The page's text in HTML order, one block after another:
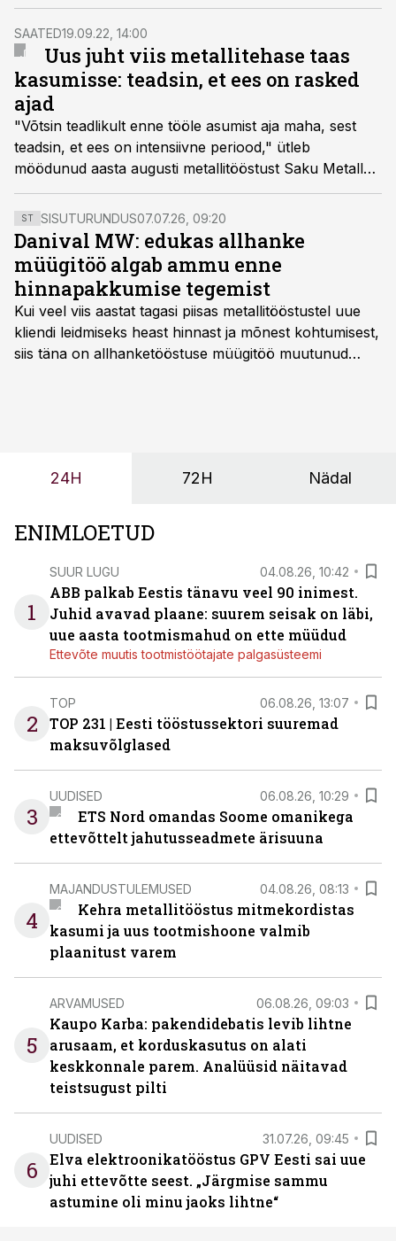
SAATED19.09.22, 14:00
Uus juht viis metallitehase taas
kasumisse: teadsin, et ees on rasked
ajad
"Võtsin teadlikult enne tööle asumist aja maha, sest
teadsin, et ees on intensiivne periood," ütleb
möödunud aasta augusti metallitööstust Saku Metall
Allhanke Tehast juhtima asunud Gerth Kivima, kes
hindab oma esimest juhiaastat edukaks.
ST SISUTURUNDUS07.07.26, 09:20
Danival MW: edukas allhanke
müügitöö algab ammu enne
hinnapakkumise tegemist
Kui veel viis aastat tagasi piisas metallitööstustel uue
kliendi leidmiseks heast hinnast ja mõnest kohtumisest,
siis täna on allhanketööstuse müügitöö muutunud
24H 72H Nädal
ENIMLOETUD
1
SUUR LUGU 04.08.26, 10:42
ABB palkab Eestis tänavu veel 90 inimest.
Juhid avavad plaane: suurem seisak on läbi,
uue aasta tootmismahud on ette müüdud
Ettevõte muutis tootmistöötajate palgasüsteemi
2
TOP 06.08.26, 13:07
TOP 231 | Eesti tööstussektori suuremad
maksuvõlglased
3
UUDISED 06.08.26, 10:29
ETS Nord omandas Soome omanikega
ettevõttelt jahutusseadmete ärisuuna
4
MAJANDUSTULEMUSED 04.08.26, 08:13
Kehra metallitööstus mitmekordistas
kasumi ja uus tootmishoone valmib
plaanitust varem
5
ARVAMUSED 06.08.26, 09:03
Kaupo Karba: pakendidebatis levib lihtne
arusaam, et korduskasutus on alati
keskkonnale parem. Analüüsid näitavad
teistsugust pilti
6
UUDISED 31.07.26, 09:45
Elva elektroonikatööstus GPV Eesti sai uue
juhi ettevõtte seest. „Järgmise sammu
astumine oli minu jaoks lihtne“